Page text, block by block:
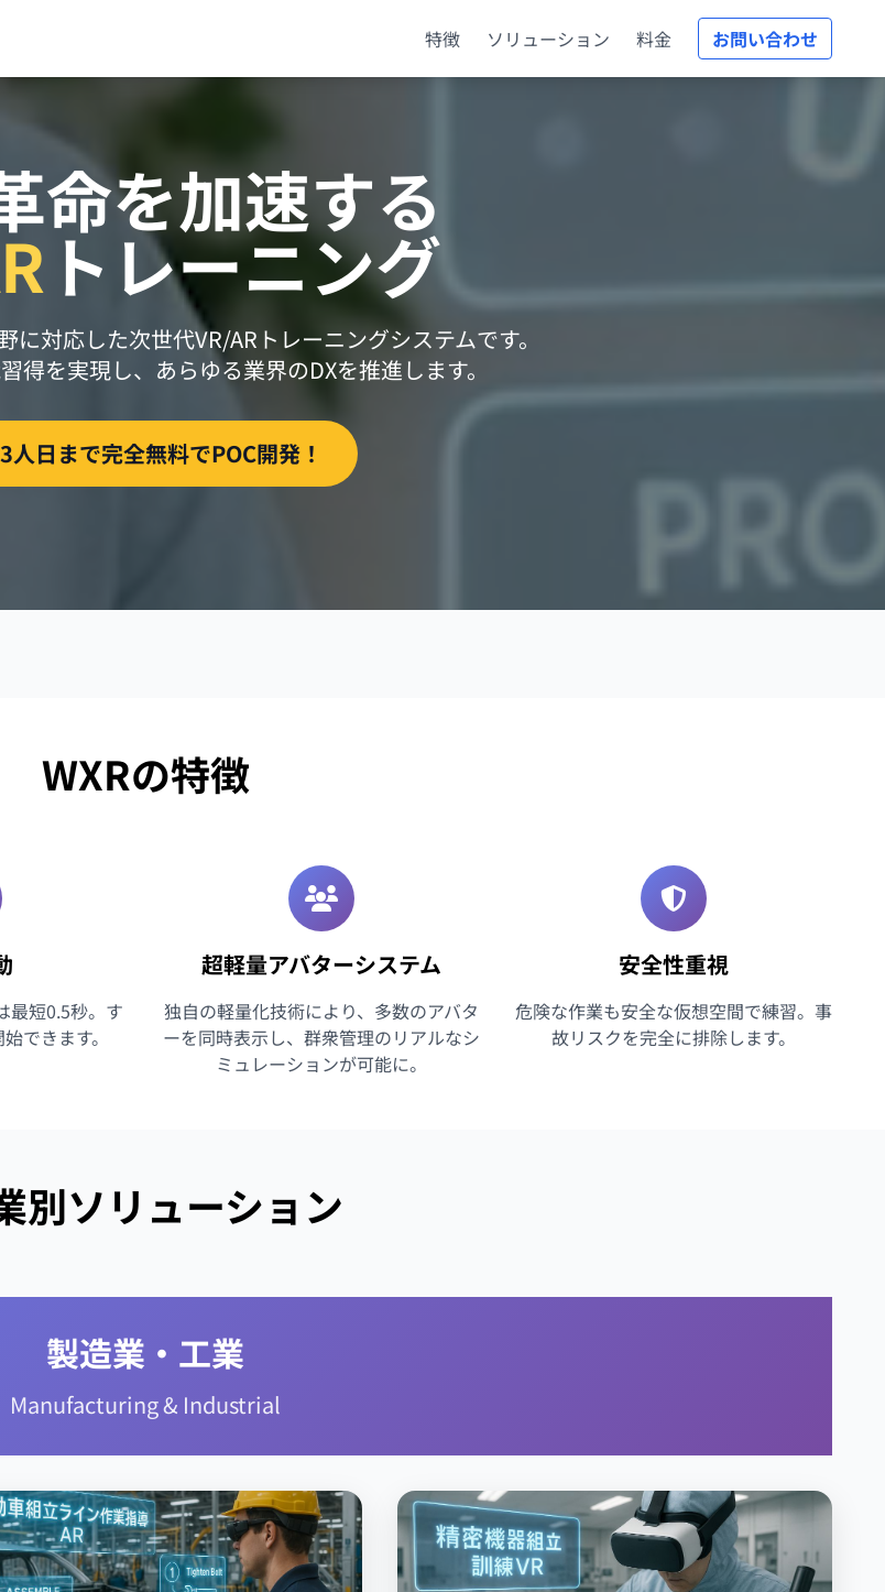
特徴 ソリューション 料金 お問い合わせ
命を加速する
トレーニング
に対応した次世代VR/ARトレーニングシステムです。
得を実現し、あらゆる業界のDXを推進します。
3人日まで完全無料でPOC開発！
WXRの特徴
最短0.5秒。す
できます。
超軽量アバターシステム
独自の軽量化技術により、多数のアバタ
ーを同時表示し、群衆管理のリアルなシ
ミュレーションが可能に。
安全性重視
危険な作業も安全な仮想空間で練習。事
故リスクを完全に排除します。
別ソリューション
製造業・工業
Manufacturing & Industrial